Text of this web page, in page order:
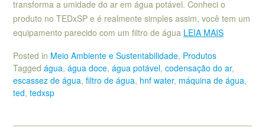
transforma a umidade do ar em água potável. Conheci o
produto no TEDxSP e é realmente simples assim, você tem um
equipamento parecido com um filtro de água LEIA MAIS
Posted in Meio Ambiente e Sustentabilidade, Produtos
Tagged água, água doce, água potável, codensação do ar,
escassez de água, filtro de água, hnf water, máquina de água,
ted, tedxsp